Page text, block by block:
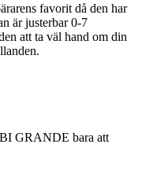
favorit då den har
är justerbar 0-7
att ta väl hand om din
GRANDE bara att